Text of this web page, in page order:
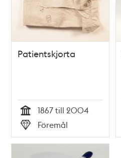
Patientskjorta
Tid
1867 till 2004
Typ
Föremål